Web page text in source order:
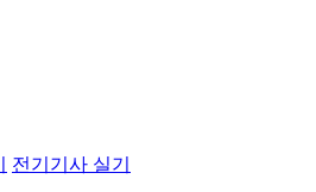
전기기사 실기